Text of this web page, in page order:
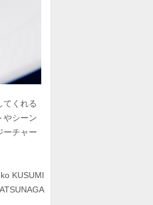
てくれる
やシーン
ーチャー
KUSUMI